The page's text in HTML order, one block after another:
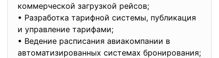
коммерческой загрузкой рейсов;
• Разработка тарифной системы, публикация
и управление тарифами;
• Ведение расписания авиакомпании в
автоматизированных системах бронирования;